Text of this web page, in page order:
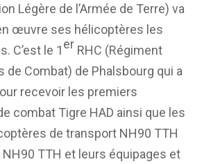
Légère de l’Armée de Terre) va
œuvre ses hélicoptères les
C’est le 1er RHC (Régiment
de Combat) de Phalsbourg qui a
recevoir les premiers
combat Tigre HAD ainsi que les
de transport NH90 TTH
NH90 TTH et leurs équipages et